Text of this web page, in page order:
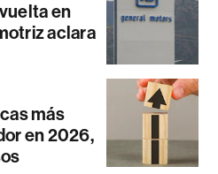
en
aclara
más
en 2026,